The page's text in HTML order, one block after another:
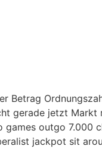
Betrag
gerade jetzt Markt
games outgo 7.000
jackpot sit